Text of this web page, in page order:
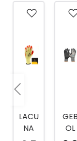
LACU
NA
GEB
OL